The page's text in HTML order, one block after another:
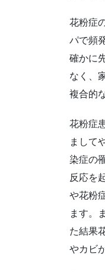
花粉症
パで頻
確かに
なく、
複合的
花粉症
まして
染症の
反応を
や花粉
ます。
た結果
やカビ